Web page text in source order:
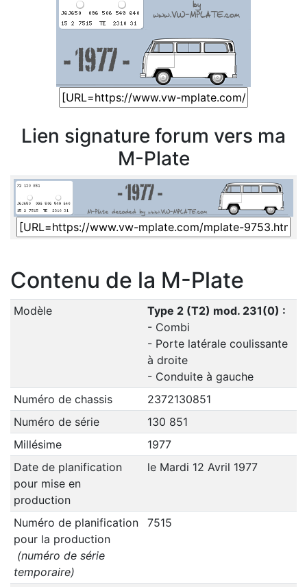
Lien signature forum vers ma
M-Plate
Contenu de la M-Plate
Modèle
Type 2 (T2) mod. 231(0) :
- Combi
- Porte latérale coulissante
à droite
- Conduite à gauche
Numéro de chassis
2372130851
Numéro de série
130 851
Millésime
1977
Date de planification
pour mise en
production
le Mardi 12 Avril 1977
Numéro de planification
pour la production
(numéro de série
temporaire)
7515